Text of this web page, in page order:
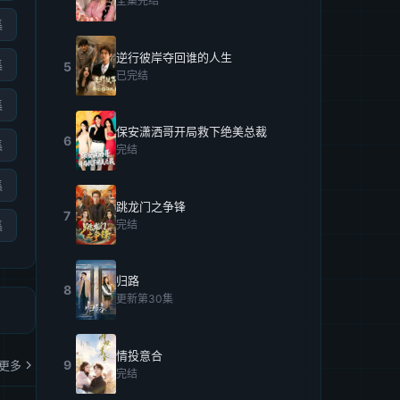
多
5
逆行彼岸夺回谁的人生
已完结
6
保安潇洒哥开局救下绝美总裁
完结
7
跳龙门之争锋
完结
8
归路
更新第30集
9
情投意合
完结